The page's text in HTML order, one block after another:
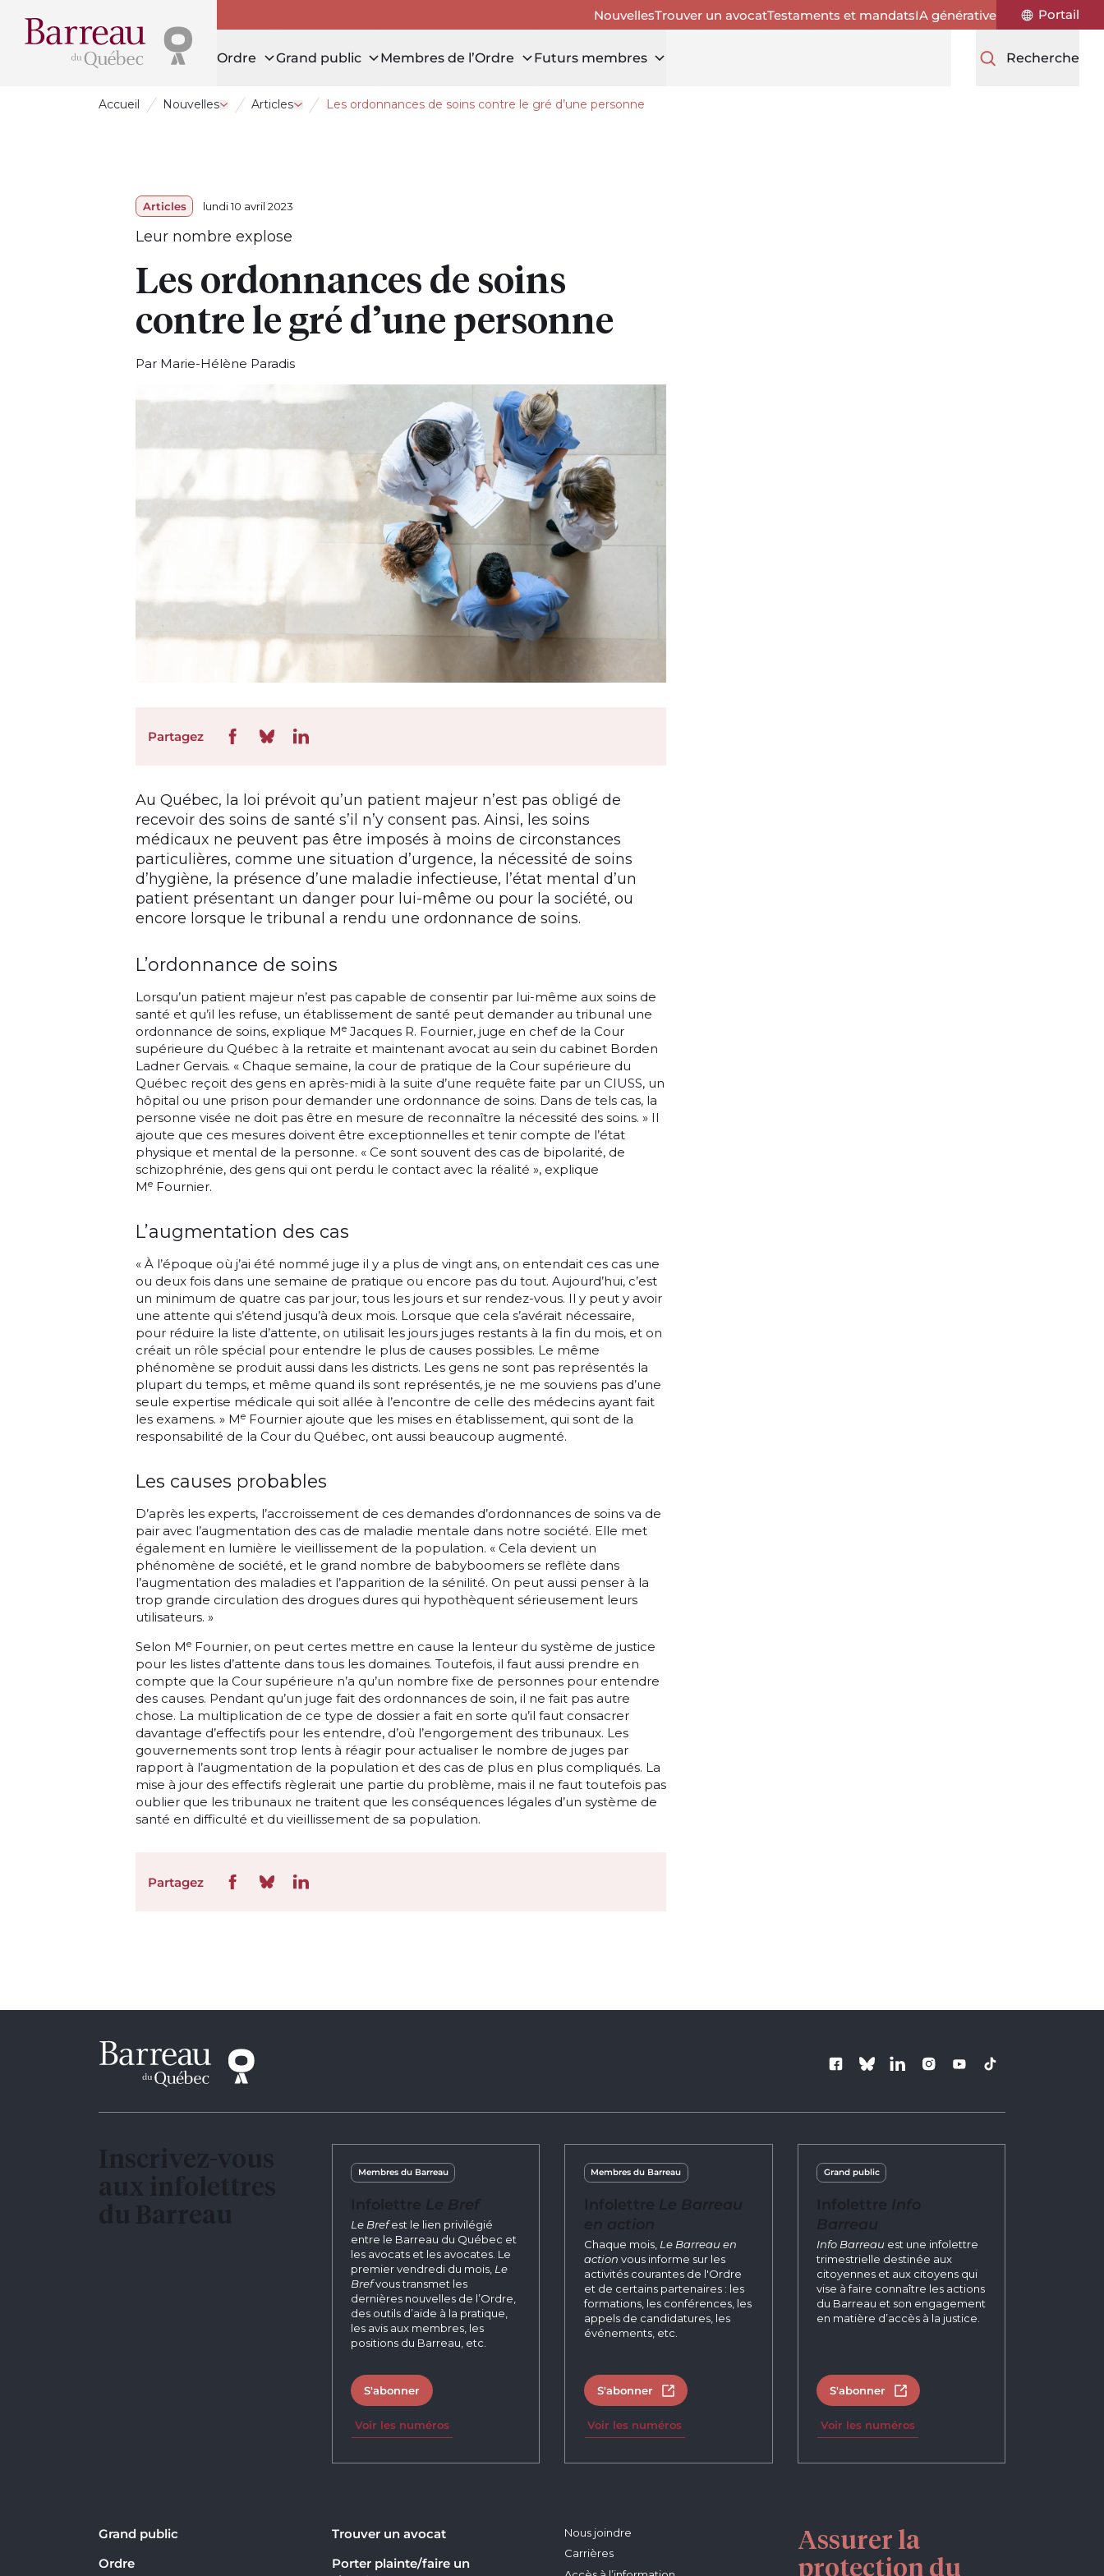
NouvellesTrouver un avocatTestaments et mandatsIA générative Portail
Ordre Grand public Membres de l’Ordre Futurs membres Recherche
Accueil Nouvelles Ouvrir le tiroir Nouvelles
Articles Ouvrir le tiroir Articles
Les ordonnances de soins contre le gré d’une personne
Articles lundi 10 avril 2023
Leur nombre explose
Les ordonnances de soins
contre le gré d’une personne
Par Marie-Hélène Paradis
Partagez
Au Québec, la loi prévoit qu’un patient majeur n’est pas obligé de
recevoir des soins de santé s’il n’y consent pas. Ainsi, les soins
médicaux ne peuvent pas être imposés à moins de circonstances
particulières, comme une situation d’urgence, la nécessité de soins
d’hygiène, la présence d’une maladie infectieuse, l’état mental d’un
patient présentant un danger pour lui-même ou pour la société, ou
encore lorsque le tribunal a rendu une ordonnance de soins.
L’ordonnance de soins
Lorsqu’un patient majeur n’est pas capable de consentir par lui-même aux soins de
santé et qu’il les refuse, un établissement de santé peut demander au tribunal une
ordonnance de soins, explique Me Jacques R. Fournier, juge en chef de la Cour
supérieure du Québec à la retraite et maintenant avocat au sein du cabinet Borden
Ladner Gervais. « Chaque semaine, la cour de pratique de la Cour supérieure du
Québec reçoit des gens en après-midi à la suite d’une requête faite par un CIUSS, un
hôpital ou une prison pour demander une ordonnance de soins. Dans de tels cas, la
personne visée ne doit pas être en mesure de reconnaître la nécessité des soins. » Il
ajoute que ces mesures doivent être exceptionnelles et tenir compte de l’état
physique et mental de la personne. « Ce sont souvent des cas de bipolarité, de
schizophrénie, des gens qui ont perdu le contact avec la réalité », explique
Me Fournier.
L’augmentation des cas
« À l’époque où j’ai été nommé juge il y a plus de vingt ans, on entendait ces cas une
ou deux fois dans une semaine de pratique ou encore pas du tout. Aujourd’hui, c’est
un minimum de quatre cas par jour, tous les jours et sur rendez-vous. Il y peut y avoir
une attente qui s’étend jusqu’à deux mois. Lorsque que cela s’avérait nécessaire,
pour réduire la liste d’attente, on utilisait les jours juges restants à la fin du mois, et on
créait un rôle spécial pour entendre le plus de causes possibles. Le même
phénomène se produit aussi dans les districts. Les gens ne sont pas représentés la
plupart du temps, et même quand ils sont représentés, je ne me souviens pas d’une
seule expertise médicale qui soit allée à l’encontre de celle des médecins ayant fait
les examens. » Me Fournier ajoute que les mises en établissement, qui sont de la
responsabilité de la Cour du Québec, ont aussi beaucoup augmenté.
Les causes probables
D’après les experts, l’accroissement de ces demandes d’ordonnances de soins va de
pair avec l’augmentation des cas de maladie mentale dans notre société. Elle met
également en lumière le vieillissement de la population. « Cela devient un
phénomène de société, et le grand nombre de babyboomers se reflète dans
l’augmentation des maladies et l’apparition de la sénilité. On peut aussi penser à la
trop grande circulation des drogues dures qui hypothèquent sérieusement leurs
utilisateurs. »
Selon Me Fournier, on peut certes mettre en cause la lenteur du système de justice
pour les listes d’attente dans tous les domaines. Toutefois, il faut aussi prendre en
compte que la Cour supérieure n’a qu’un nombre fixe de personnes pour entendre
des causes. Pendant qu’un juge fait des ordonnances de soin, il ne fait pas autre
chose. La multiplication de ce type de dossier a fait en sorte qu’il faut consacrer
davantage d’effectifs pour les entendre, d’où l’engorgement des tribunaux. Les
gouvernements sont trop lents à réagir pour actualiser le nombre de juges par
rapport à l’augmentation de la population et des cas de plus en plus compliqués. La
mise à jour des effectifs règlerait une partie du problème, mais il ne faut toutefois pas
oublier que les tribunaux ne traitent que les conséquences légales d’un système de
santé en difficulté et du vieillissement de sa population.
Partagez
Membres du Barreau
Le Brefest le lien privilégié
entre le Barreau du Québec et
les avocats et les avocates. Le
premier vendredi du mois, Le
Brefvous transmet les
dernières nouvelles de l’Ordre,
des outils d’aide à la pratique,
les avis aux membres, les
positions du Barreau, etc.
S'abonner
Voir les numéros
Membres du Barreau
Chaque mois, Le Barreau en
action vous informe sur les
activités courantes de l'Ordre
et de certains partenaires : les
formations, les conférences, les
appels de candidatures, les
événements, etc.
S'abonner Ouvrir dans un nouvel onglet
Voir les numéros
Grand public
Info Barreau est une infolettre
trimestrielle destinée aux
citoyennes et aux citoyens qui
vise à faire connaître les actions
du Barreau et son engagement
en matière d’accès à la justice.
S'abonner Ouvrir dans un nouvel onglet
Voir les numéros
Grand public
Ordre
Trouver un avocat
Porter plainte/faire un
Nous joindre
Carrières
Assurer la
protection du